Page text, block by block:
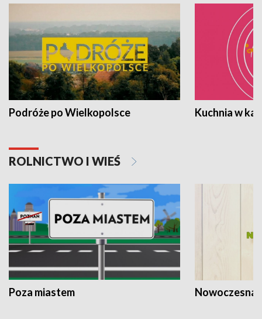
Podróże po Wielkopolsce Kuchnia w
ROLNICTWO I WIEŚ
Poza miastem Nowoczesna